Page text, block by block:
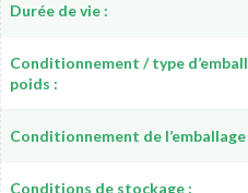
Durée de vie :
Conditionnement / type
poids :
Conditionnement de l’emballage
Conditions de stockage :